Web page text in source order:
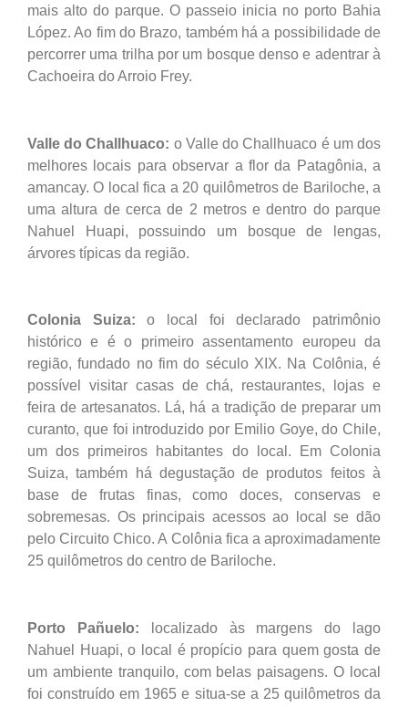
mais alto do parque. O passeio inicia no porto Bahia
López. Ao fim do Brazo, também há a possibilidade de
percorrer uma trilha por um bosque denso e adentrar à
Cachoeira do Arroio Frey.
Valle do Challhuaco: o Valle do Challhuaco é um dos
melhores locais para observar a flor da Patagônia, a
amancay. O local fica a 20 quilômetros de Bariloche, a
uma altura de cerca de 2 metros e dentro do parque
Nahuel Huapi, possuindo um bosque de lengas,
árvores típicas da região.
Colonia Suiza:o local foi declarado patrimônio
histórico e é o primeiro assentamento europeu da
região, fundado no fim do século XIX. Na Colônia, é
possível visitar casas de chá, restaurantes, lojas e
feira de artesanatos. Lá, há a tradição de preparar um
curanto, que foi introduzido por Emilio Goye, do Chile,
um dos primeiros habitantes do local. Em Colonia
Suiza, também há degustação de produtos feitos à
base de frutas finas, como doces, conservas e
sobremesas. Os principais acessos ao local se dão
pelo Circuito Chico. A Colônia fica a aproximadamente
25 quilômetros do centro de Bariloche.
Porto Pañuelo:
localizado às margens do lago
Nahuel Huapi, o local é propício para quem gosta de
um ambiente tranquilo, com belas paisagens. O local
foi construído em 1965 e situa-se a 25 quilômetros da